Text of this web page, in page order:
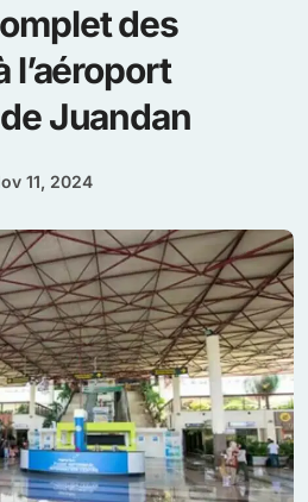
des
l’aéroport
Juandan
11, 2024